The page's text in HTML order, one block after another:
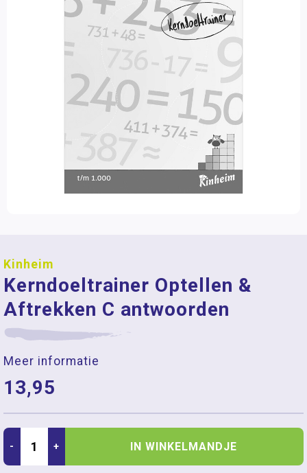
Kinheim
Kerndoeltrainer Optellen &
Aftrekken C antwoorden
Meer informatie
13,95
- + IN WINKELMANDJE